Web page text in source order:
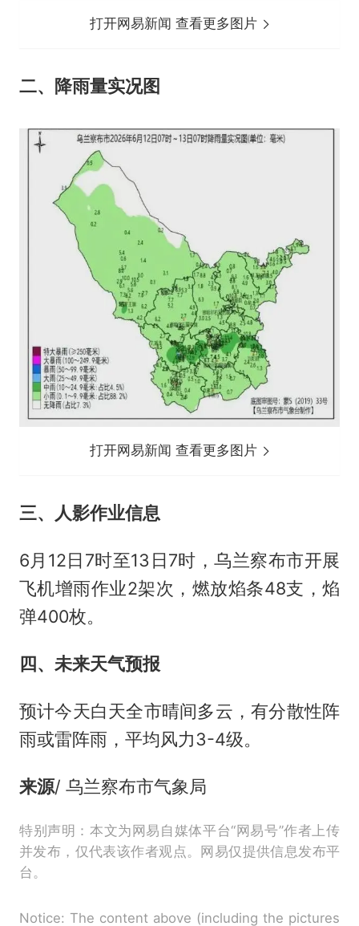
打开网易新闻 查看更多图片
二、降雨量实况图
打开网易新闻 查看更多图片
三、人影作业信息
6月12日7时至13日7时，乌兰察布市开展
飞机增雨作业2架次，燃放焰条48支，焰
弹400枚。
四、未来天气预报
预计今天白天全市晴间多云，有分散性阵
雨或雷阵雨，平均风力3-4级。
来源/ 乌兰察布市气象局
特别声明：本文为网易自媒体平台“网易号”作者上传
并发布，仅代表该作者观点。网易仅提供信息发布平
台。
Notice: The content above (including the pictures